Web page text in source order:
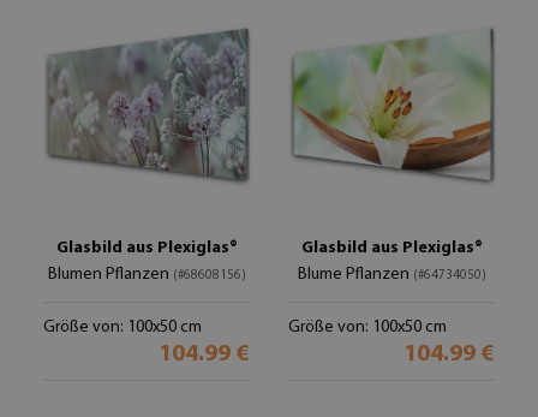
Glasbild aus Plexiglas®
Blumen Pflanzen (#68608156)
Größe von: 100x50 cm
104.99 €
Glasbild aus Plexiglas®
Blume Pflanzen (#64734050)
Größe von: 100x50 cm
104.99 €